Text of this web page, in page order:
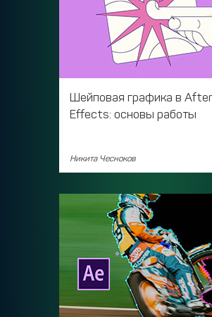
Шейповая графика в After
Effects: основы работы
Никита Чесноков